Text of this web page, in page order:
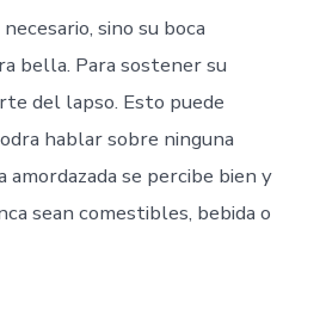
nunca
esta
lista
amputando
las
brazos
no
ha
sino su boca
bella. Para sostener su
del lapso. Esto puede
hablar sobre ninguna
se percibe bien y
sean comestibles, bebida o